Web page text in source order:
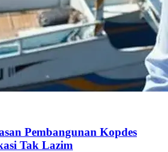
Pembangunan Kopdes
Tak Lazim